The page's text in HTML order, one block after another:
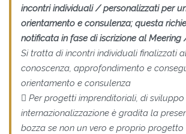
incontri individuali / personalizzati per
orientamento e consulenza; questa
notificata in fase di iscrizione al Meering
Si tratta di incontri individuali finalizzati
conoscenza, approfondimento e
orientamento e consulenza
 Per progetti imprenditoriali, di
internazionalizzazione è gradita la
bozza se non un vero e proprio progetto